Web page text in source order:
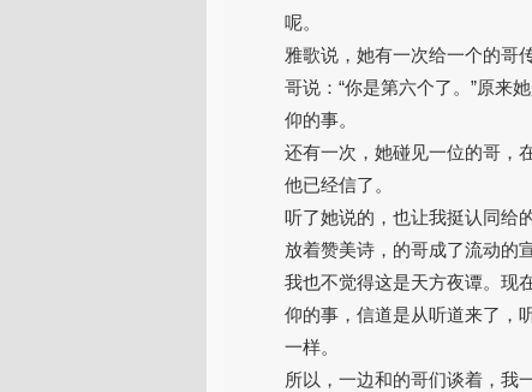
呢。
雅歌说，她有一次给一个的哥
哥说：“你是第六个了。”原来
仰的事。
还有一次，她碰见一位的哥，
他已经信了。
听了她说的，也让我挺认同给
放着赞美诗，的哥成了流动的
我也不觉得这是天方夜谭。现
仰的事，信道是从听道来了，
一样。
所以，一边和的哥们谈着，我